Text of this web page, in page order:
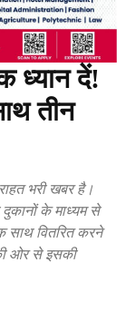
ध्यान दें!
तीन
भरी खबर है।
के माध्यम से
साथ वितरित करने
ओर से इसकी